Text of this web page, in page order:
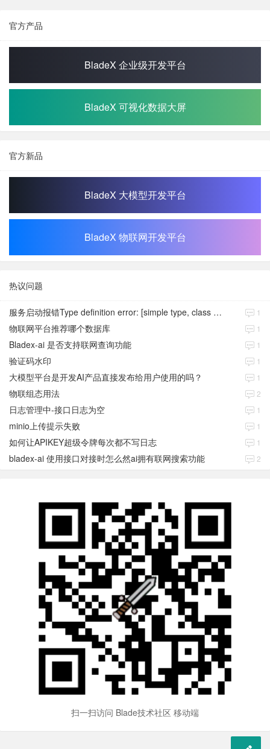
官方产品
BladeX 企业级开发平台
BladeX 可视化数据大屏
官方新品
BladeX 大模型开发平台
BladeX 物联网开发平台
热议问题
服务启动报错Type definition error: [simple type, class java.time.Instant] 1
物联网平台推荐哪个数据库 1
Bladex-ai 是否支持联网查询功能 1
验证码水印 1
大模型平台是开发AI产品直接发布给用户使用的吗？ 1
物联组态用法 2
日志管理中-接口日志为空 1
minio上传提示失败 1
如何让APIKEY超级令牌每次都不写日志 1
bladex-ai 使用接口对接时怎么然ai拥有联网搜索功能 2
扫一扫访问 Blade技术社区 移动端